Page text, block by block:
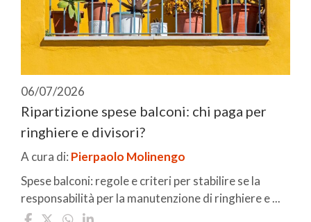
06/07/2026
Ripartizione spese balconi: chi paga per
ringhiere e divisori?
A cura di: Pierpaolo Molinengo
Spese balconi: regole e criteri per stabilire se la
responsabilità per la manutenzione di ringhiere e ...